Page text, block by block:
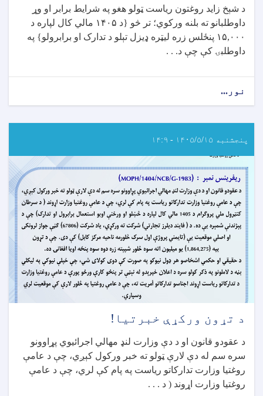
د شېخ زاید روغتون ریاست ټولو هغو په شرایط برابر او وړ
داوطلبانو ته بلنه ورکوي؛ تر څو {د ۱۴۰۵ مالي کال لپاره د
۱۵,۰۰۰ پنځلس زره لیټره ډیزل تېلو د تدارک او برابرولو} په
داوطلبۍ کې چې د. . .
نور...
خبرتیا!
پنجشنبه ۱۴۰۵/۵/۱۵ - ۱۴:۹
د تړون ورکړې خبرتیا!
د عقودو قانون او د دې وزارت لنډ مهالي اجرائیوي پړاوونو
سره سم له دې لارې ټولو ته خبر ورکول کېږي، چې د عامې
روغتیا وزارت تدارکاتو ریاست په پام کې لري، چې د عامې
روغتیا وزارت اړوند ( د . . .